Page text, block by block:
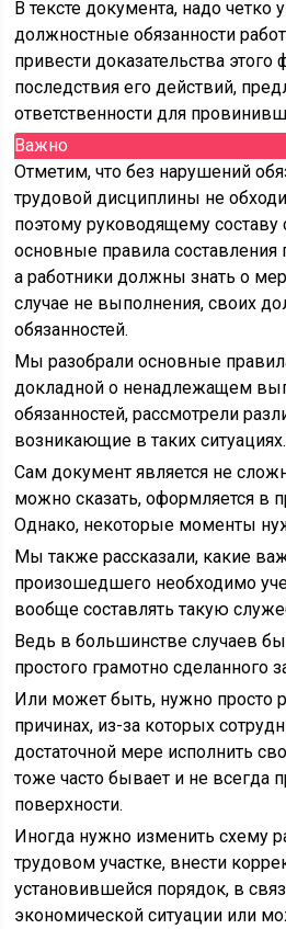
В тексте документа, надо четко
должностные обязанности
привести доказательства
последствия его действий,
ответственности для
Важно
Отметим, что без нарушений
трудовой дисциплины не
поэтому руководящему составу
основные правила
а работники должны знать о
случае не выполнения, своих
обязанностей.
Мы разобрали основные
докладной о ненадлежащем
обязанностей, рассмотрели
возникающие в таких ситуациях.
Сам документ является не
можно сказать, оформляется в
Однако, некоторые моменты
Мы также рассказали, какие
произошедшего необходимо
вообще составлять такую
Ведь в большинстве случаев
простого грамотно сделанного
Или может быть, нужно просто
причинах, из-за которых
достаточной мере исполнить
тоже часто бывает и не всегда
поверхности.
Иногда нужно изменить схему
трудовом участке, внести
установившейся порядок, в
экономической ситуации или